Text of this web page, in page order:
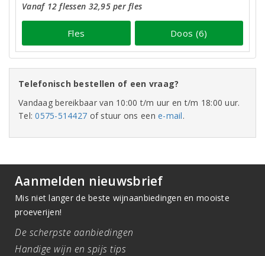
Vanaf 12 flessen 32,95 per fles
Fles Doos (6)
Telefonisch bestellen of een vraag?
Vandaag bereikbaar van 10:00 t/m uur en t/m 18:00 uur.
Tel:0575-514427 of stuur ons eene-mail.
Aanmelden nieuwsbrief
Mis niet langer de beste wijnaanbiedingen en mooiste
proeverijen!
De scherpste aanbiedingen
Handige wijn en spijs tips